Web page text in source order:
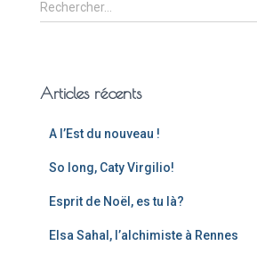
Rechercher…
Articles récents
A l’Est du nouveau !
So long, Caty Virgilio!
Esprit de Noël, es tu là?
Elsa Sahal, l’alchimiste à Rennes